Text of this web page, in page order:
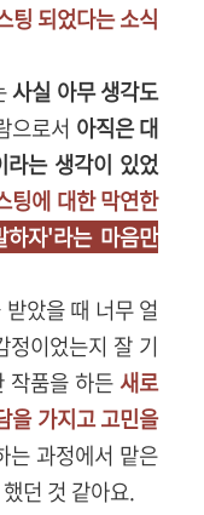
팅 되었다는 소식
사실 아무 생각도
으로서 아직은 대
라는 생각이 있었
팅에 대한 막연한
자'라는 마음만
았을 때 너무 얼
정이었는지 잘 기
작품을 하든새로
을 가지고 고민을
는 과정에서 맡은
던 것 같아요.